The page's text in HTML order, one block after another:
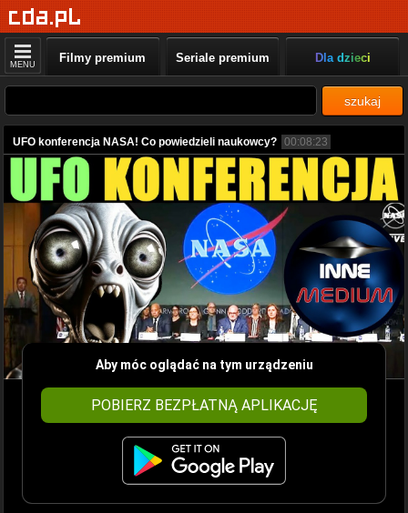
MENU Filmy premium Seriale premium Dla dzieci
szukaj
UFO konferencja NASA! Co powiedzieli naukowcy? 00:08:23
Aby móc oglądać na tym urządzeniu
POBIERZ BEZPŁATNĄ APLIKACJĘ